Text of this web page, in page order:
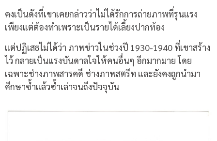
คงเป็นดังที่เขาเคยกล่าวว่าไม่ได้รักการถ่ายภาพที่รุนแรง
เพียงแต่ต้องทำเพราะเป็นรายได้เลี้ยงปากท้อง
แต่ปฏิเสธไม่ได้ว่า ภาพข่าวในช่วงปี 1930-1940 ที่เขาสร้าง
ไว้ กลายเป็นแรงบันดาลใจให้คนอื่นๆ อีกมากมาย โดย
เฉพาะช่างภาพสารคดี ช่างภาพสตรีท และยังคงถูกนำมา
ศึกษาซ้ำแล้วซ้ำเล่าจนถึงปัจจุบัน